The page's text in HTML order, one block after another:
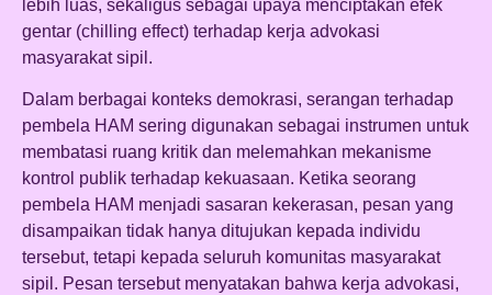
lebih luas, sekaligus sebagai upaya menciptakan efek
gentar (chilling effect) terhadap kerja advokasi
masyarakat sipil.
Dalam berbagai konteks demokrasi, serangan terhadap
pembela HAM sering digunakan sebagai instrumen untuk
membatasi ruang kritik dan melemahkan mekanisme
kontrol publik terhadap kekuasaan. Ketika seorang
pembela HAM menjadi sasaran kekerasan, pesan yang
disampaikan tidak hanya ditujukan kepada individu
tersebut, tetapi kepada seluruh komunitas masyarakat
sipil. Pesan tersebut menyatakan bahwa kerja advokasi,